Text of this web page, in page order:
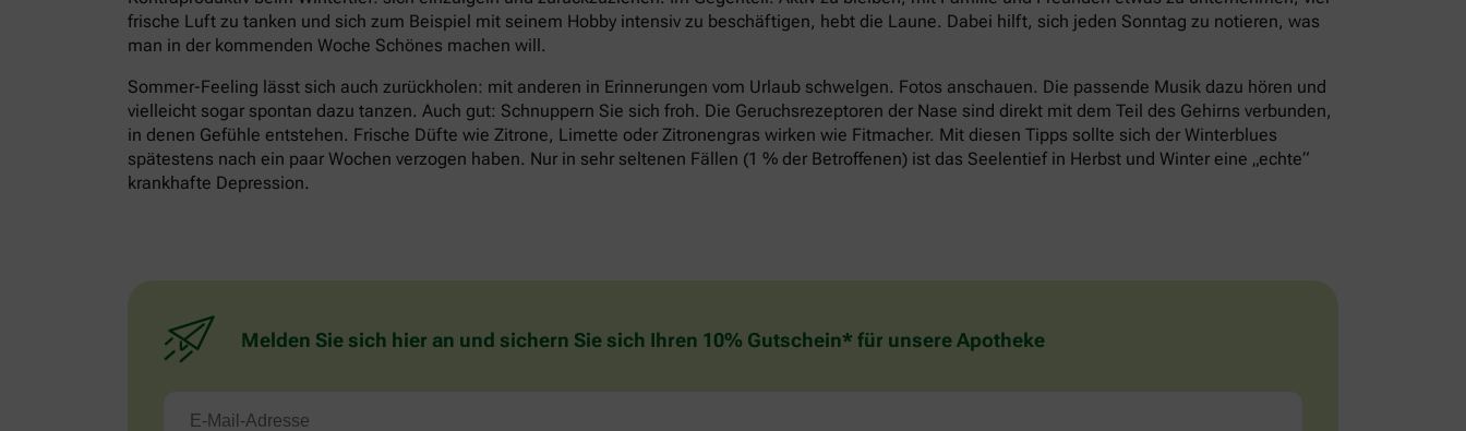
frische Luft zu tanken und sich zum Beispiel mit seinem Hobby intensiv zu beschäftigen, hebt die Laune. Dabei hilft, sich jeden Sonntag zu notieren, was
man in der kommenden Woche Schönes machen will.
Sommer-Feeling lässt sich auch zurückholen: mit anderen in Erinnerungen vom Urlaub schwelgen. Fotos anschauen. Die passende Musik dazu hören und
vielleicht sogar spontan dazu tanzen. Auch gut: Schnuppern Sie sich froh. Die Geruchsrezeptoren der Nase sind direkt mit dem Teil des Gehirns verbunden,
in denen Gefühle entstehen. Frische Düfte wie Zitrone, Limette oder Zitronengras wirken wie Fitmacher. Mit diesen Tipps sollte sich der Winterblues
spätestens nach ein paar Wochen verzogen haben. Nur in sehr seltenen Fällen (1 % der Betroffenen) ist das Seelentief in Herbst und Winter eine „echte“
krankhafte Depression.
Melden Sie sich hier an und sichern Sie sich Ihren 10% Gutschein* für unsere Apotheke